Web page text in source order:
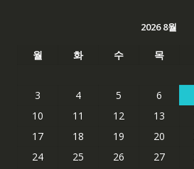
2026 8월
월 화 수 목
3
4 5 6
10
11 12 13
17
18 19 20
24
25 26 27